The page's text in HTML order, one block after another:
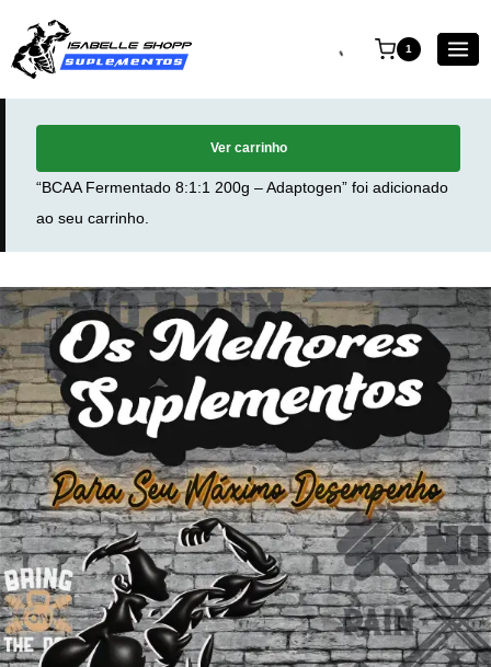
1
“BCAA Fermentado 8:1:1 200g – Adaptogen” foi adicionado
ao seu carrinho.
Ver carrinho